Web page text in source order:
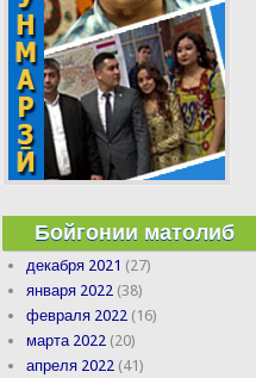
Бойгонии матолиб
декабря 2021 (27)
января 2022 (38)
февраля 2022 (16)
марта 2022 (20)
апреля 2022 (41)